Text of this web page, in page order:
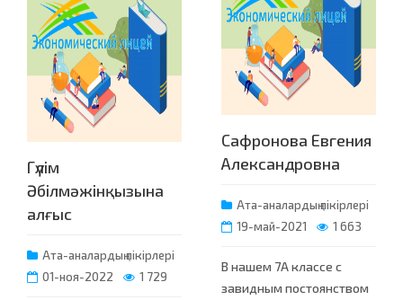
Гүлім
Әбілмәжінқызына
алғыс
Ата-аналардың пікірлері
01-ноя-2022
1 729
Сафронова Евгения
Александровна
Ата-аналардың пікірлері
19-май-2021
1 663
В нашем 7А классе с
завидным постоянством